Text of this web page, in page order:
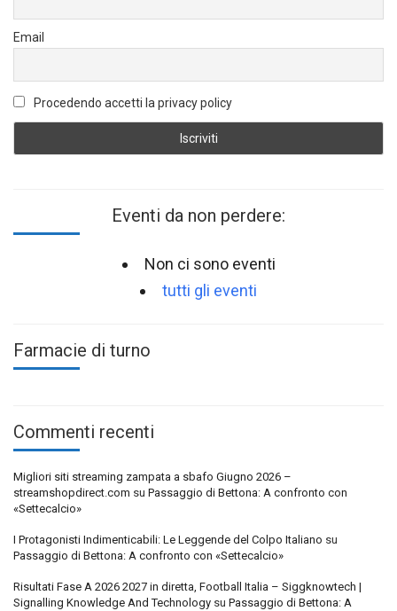
Email
Procedendo accetti la privacy policy
Eventi da non perdere:
Non ci sono eventi
tutti gli eventi
Farmacie di turno
Commenti recenti
Migliori siti streaming zampata a sbafo Giugno 2026 –
streamshopdirect.com su Passaggio di Bettona: A confronto con
«Settecalcio»
I Protagonisti Indimenticabili: Le Leggende del Colpo Italiano su
Passaggio di Bettona: A confronto con «Settecalcio»
Risultati Fase A 2026 2027 in diretta, Football Italia – Siggknowtech |
Signalling Knowledge And Technology su Passaggio di Bettona: A